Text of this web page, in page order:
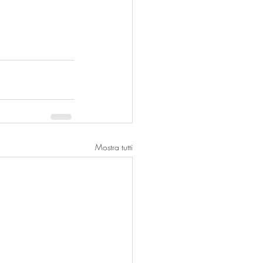
Mostra tutti